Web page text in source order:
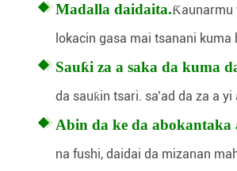
Madalla daidaita.Ƙaunarmu
lokacin gasa mai tsanani
Sauƙi za a saka da kuma
da sauƙin tsari. sa’ad da za a
Abin da ke da abokantaka
na fushi, daidai da mizanan